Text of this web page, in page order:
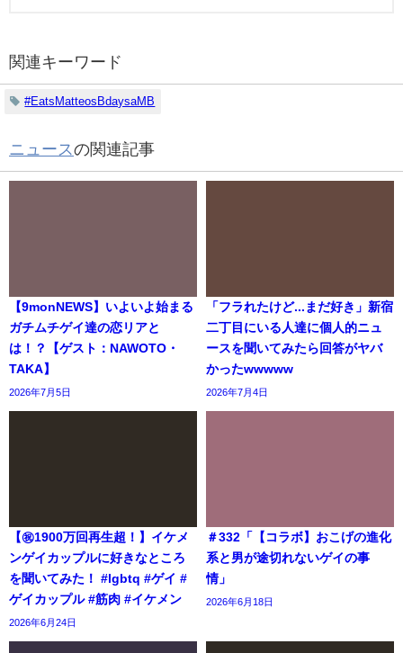
関連キーワード
#EatsMatteosBdaysaMB
ニュースの関連記事
【9monNEWS】いよいよ始まる
ガチムチゲイ達の恋リアと
は！？【ゲスト：NAWOTO・
TAKA】
2026年7月5日
「フラれたけど...まだ好き」新宿
二丁目にいる人達に個人的ニュ
ースを聞いてみたら回答がヤバ
かったwwwww
2026年7月4日
【㊗️1900万回再生超！】イケメ
ンゲイカップルに好きなところ
を聞いてみた！ #lgbtq #ゲイ #
ゲイカップル #筋肉 #イケメン
2026年6月24日
＃332「【コラボ】おこげの進化
系と男が途切れないゲイの事
情」
2026年6月18日